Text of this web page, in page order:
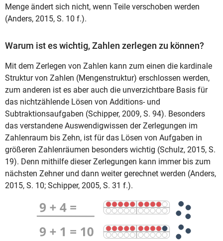
Menge ändert sich nicht, wenn Teile verschoben werden
(Anders, 2015, S. 10 f.).
Warum ist es wichtig, Zahlen zerlegen zu können?
Mit dem Zerlegen von Zahlen kann zum einen die kardinale
Struktur von Zahlen (Mengenstruktur) erschlossen werden,
zum anderen ist es aber auch die unverzichtbare Basis für
das nichtzählende Lösen von Additions- und
Subtraktionsaufgaben (Schipper, 2009, S. 94). Besonders
das verstandene Auswendigwissen der Zerlegungen im
Zahlenraum bis Zehn, ist für das Lösen von Aufgaben in
größeren Zahlenräumen besonders wichtig (Schulz, 2015, S.
19). Denn mithilfe dieser Zerlegungen kann immer bis zum
nächsten Zehner und dann weiter gerechnet werden (Anders,
2015, S. 10; Schipper, 2005, S. 31 f.).